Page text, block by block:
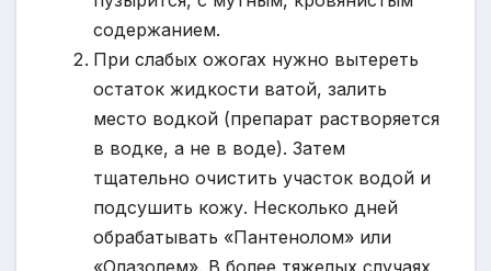
содержанием.
При слабых ожогах нужно вытереть
остаток жидкости ватой, залить
место водкой (препарат растворяется
в водке, а не в воде). Затем
тщательно очистить участок водой и
подсушить кожу. Несколько дней
обрабатывать «Пантенолом» или
«Олазолем». В более тяжелых случаях